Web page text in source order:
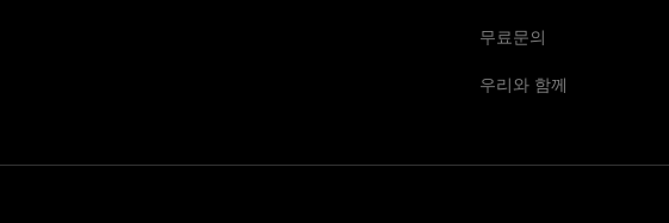
무료문의
우리와 함께